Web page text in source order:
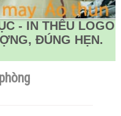
- IN THÊU LOGO
ĐÚNG HẸN.